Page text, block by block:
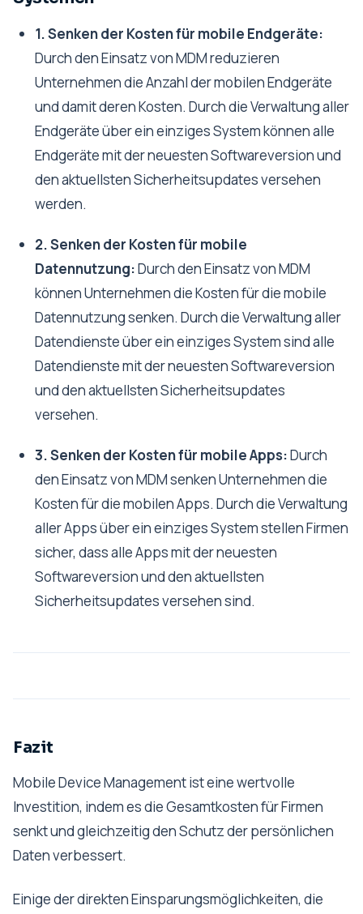
1. Senken der Kosten für mobile Endgeräte:
Durch den Einsatz von MDM reduzieren
Unternehmen die Anzahl der mobilen Endgeräte
und damit deren Kosten. Durch die Verwaltung aller
Endgeräte über ein einziges System können alle
Endgeräte mit der neuesten Softwareversion und
den aktuellsten Sicherheitsupdates versehen
werden.
2. Senken der Kosten für mobile
Datennutzung:Durch den Einsatz von MDM
können Unternehmen die Kosten für die mobile
Datennutzung senken. Durch die Verwaltung aller
Datendienste über ein einziges System sind alle
Datendienste mit der neuesten Softwareversion
und den aktuellsten Sicherheitsupdates
versehen.
3. Senken der Kosten für mobile Apps:Durch
den Einsatz von MDM senken Unternehmen die
Kosten für die mobilen Apps. Durch die Verwaltung
aller Apps über ein einziges System stellen Firmen
sicher, dass alle Apps mit der neuesten
Softwareversion und den aktuellsten
Sicherheitsupdates versehen sind.
Fazit
Mobile Device Management ist eine wertvolle
Investition, indem es die Gesamtkosten für Firmen
senkt und gleichzeitig den Schutz der persönlichen
Daten verbessert.
Einige der direkten Einsparungsmöglichkeiten, die